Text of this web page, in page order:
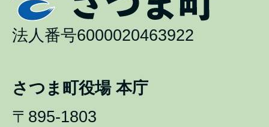
法人番号6000020463922
さつま町役場 本庁
〒895-1803